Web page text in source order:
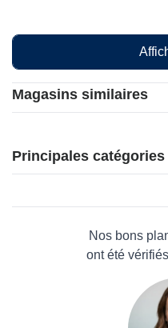
Magasins similaires
Made in France
Wicked Weasel
The Tight Spot
Agent Provocateur
Principales catégories
Maison & JardinNos bons
ont été